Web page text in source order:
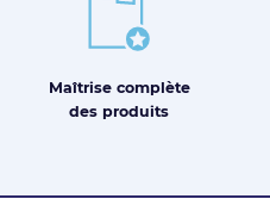
Maîtrisecomplète
des produits